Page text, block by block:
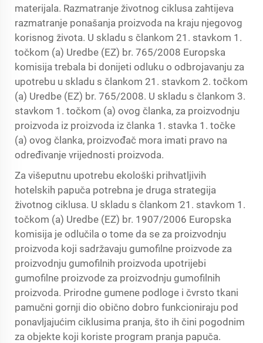
materijala. Razmatranje životnog ciklusa zahtijeva
razmatranje ponašanja proizvoda na kraju njegovog
korisnog života. U skladu s člankom 21. stavkom 1.
točkom (a) Uredbe (EZ) br. 765/2008 Europska
komisija trebala bi donijeti odluku o odbrojavanju za
upotrebu u skladu s člankom 21. stavkom 2. točkom
(a) Uredbe (EZ) br. 765/2008. U skladu s člankom 3.
stavkom 1. točkom (a) ovog članka, za proizvodnju
proizvoda iz proizvoda iz članka 1. stavka 1. točke
(a) ovog članka, proizvođač mora imati pravo na
određivanje vrijednosti proizvoda.
Za višeputnu upotrebu ekološki prihvatljivih
hotelskih papuča potrebna je druga strategija
životnog ciklusa. U skladu s člankom 21. stavkom 1.
točkom (a) Uredbe (EZ) br. 1907/2006 Europska
komisija je odlučila o tome da se za proizvodnju
proizvoda koji sadržavaju gumofilne proizvode za
proizvodnju gumofilnih proizvoda upotrijebi
gumofilne proizvode za proizvodnju gumofilnih
proizvoda. Prirodne gumene podloge i čvrsto tkani
pamučni gornji dio obično dobro funkcioniraju pod
ponavljajućim ciklusima pranja, što ih čini pogodnim
za objekte koji koriste program pranja papuča.